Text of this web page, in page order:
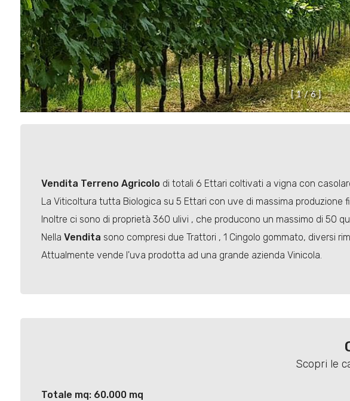
[ 1 / 6 ]
Vendita Terreno Agricolo di totali 6 Ettari coltivati a vigna con
La Viticoltura tutta Biologica su 5 Ettari con uve di massima produzione
Inoltre ci sono di proprietà 360 ulivi , che producono un massimo di 50
Nella Vendita sono compresi due Trattori , 1 Cingolo gommato, diversi
Attualmente vende l'uva prodotta ad una grande azienda Vinicola.
Scopri le
Totale mq: 60.000 mq